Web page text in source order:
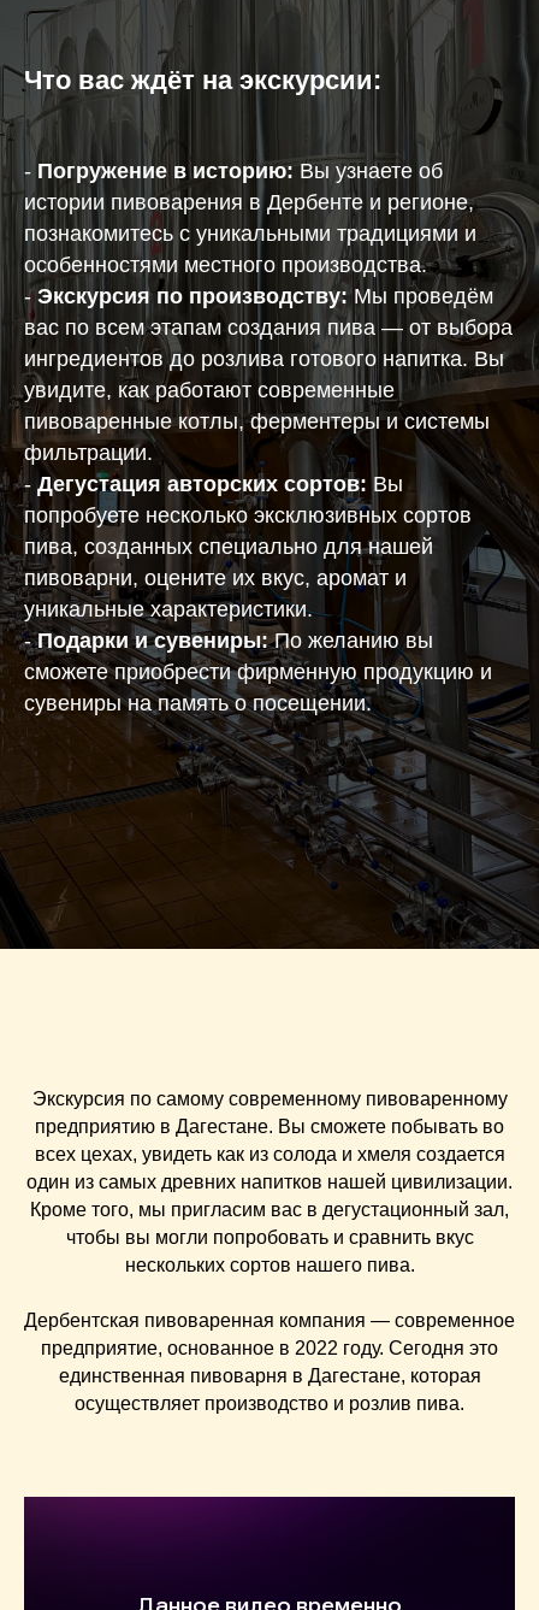
Что вас ждёт на экскурсии:
- Погружение в историю: Вы узнаете об
истории пивоварения в Дербенте и регионе,
познакомитесь с уникальными традициями и
особенностями местного производства.
-Экскурсия по производству:Мы проведём
вас по всем этапам создания пива — от выбора
ингредиентов до розлива готового напитка. Вы
увидите, как работают современные
пивоваренные котлы, ферментеры и системы
фильтрации.
- Дегустация авторских сортов: Вы
попробуете несколько эксклюзивных сортов
пива, созданных специально для нашей
пивоварни, оцените их вкус, аромат и
уникальные характеристики.
-Подарки и сувениры:По желанию вы
сможете приобрести фирменную продукцию и
сувениры на память о посещении.
Экскурсия по самому современному пивоваренному
предприятию в Дагестане. Вы сможете побывать во
всех цехах, увидеть как из солода и хмеля создается
один из самых древних напитков нашей цивилизации.
Кроме того, мы пригласим вас в дегустационный зал,
чтобы вы могли попробовать и сравнить вкус
нескольких сортов нашего пива.
Дербентская пивоваренная компания — современное
предприятие, основанное в 2022 году. Сегодня это
единственная пивоварня в Дагестане, которая
осуществляет производство и розлив пива.